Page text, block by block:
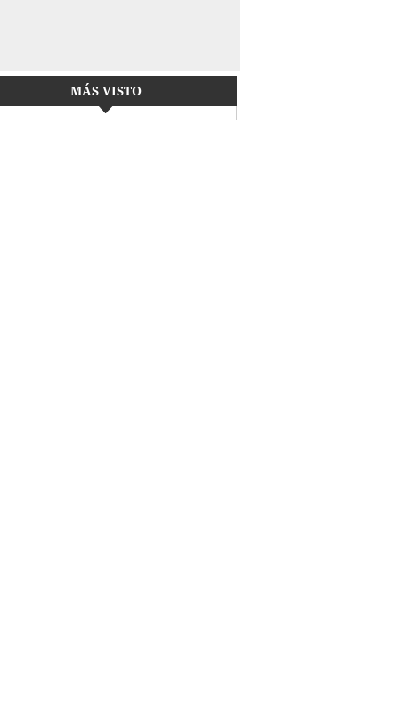
MÁS VISTO